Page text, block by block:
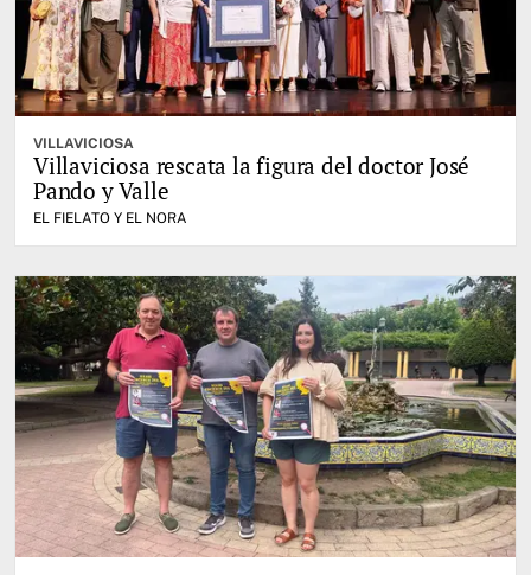
VILLAVICIOSA
Villaviciosa rescata la figura del doctor José
Pando y Valle
EL FIELATO Y EL NORA